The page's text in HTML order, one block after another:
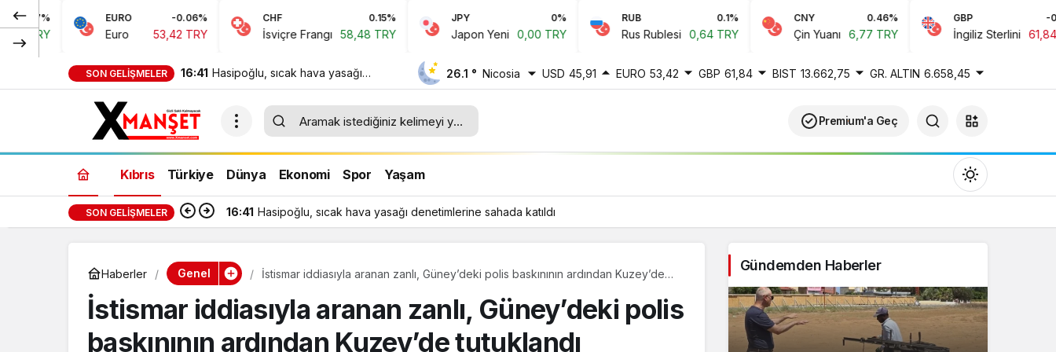
EURO -0.06%
Euro 53,42 TRY
CHF
İsviçre Frangı 58,48 TRY
JPY
Japon Yeni 0,00 TRY
RUB
Rus Rublesi 0,64 TRY
CNY 0.46%
Çin Yuanı 6,77 TRY
GBP
İngiliz Sterlini 61,84 TRY
SON GELIŞMELER 16:41 Hasipoğlu, sıcak hava yasağı
denetimlerine sahada katıldı
26.1 ° Nicosia USD 45,91 EURO 53,42 GBP 61,84 BIST 13.662,75 GR. ALTIN 6.658,45
Premium'a Geç
Kıbrıs Türkiye Dünya Ekonomi Spor Yaşam
Gündüz Modu
Gündüz modunu seçin.
SON GELIŞMELER 16:41 Hasipoğlu, sıcak hava yasağı denetimlerine sahada katıldı
Haberler Genel
İstismar iddiasıyla aranan zanlı, Güney’deki polis baskınının ardından Kuzey’de
İstismar iddiasıyla aranan zanlı, Güney’deki polis
baskınının ardından Kuzey’de tutuklandı
Gündemden Haberler